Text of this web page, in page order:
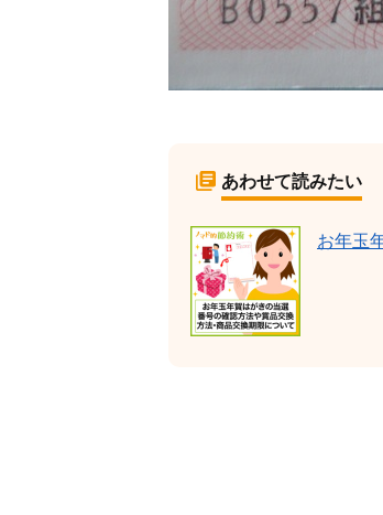
あわせて読みたい
お年玉